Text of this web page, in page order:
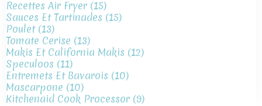
Recettes Air Fryer (15)
Sauces Et Tartinades (15)
Poulet(13)
Tomate Cerise (13)
Makis Et California Makis (12)
Speculoos (11)
Entremets Et Bavarois (10)
Mascarpone (10)
Kitchenaid Cook Processor (9)